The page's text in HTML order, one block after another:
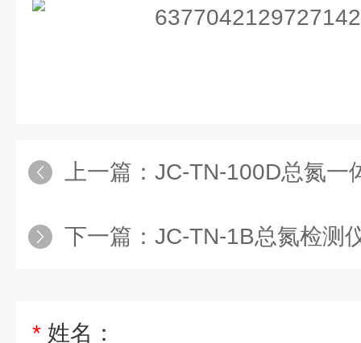
上一篇： JC-TN-100D总氮一
下一篇： JC-TN-1B总氮检测
* 姓名：